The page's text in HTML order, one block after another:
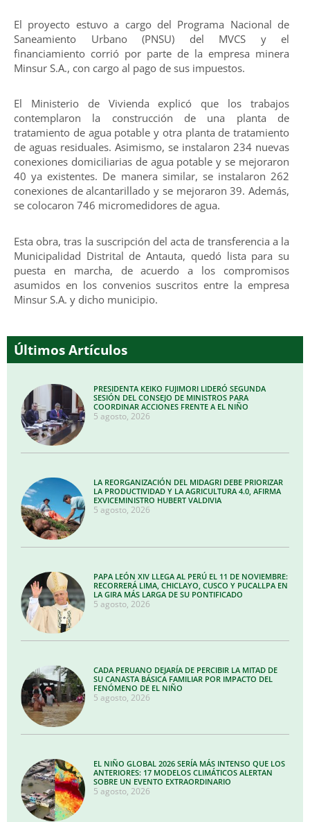
El proyecto estuvo a cargo del Programa Nacional de
Saneamiento Urbano (PNSU) del MVCS y el
financiamiento corrió por parte de la empresa minera
Minsur S.A., con cargo al pago de sus impuestos.
El Ministerio de Vivienda explicó que los trabajos
contemplaron la construcción de una planta de
tratamiento de agua potable y otra planta de tratamiento
de aguas residuales. Asimismo, se instalaron 234 nuevas
conexiones domiciliarias de agua potable y se mejoraron
40 ya existentes. De manera similar, se instalaron 262
conexiones de alcantarillado y se mejoraron 39. Además,
se colocaron 746 micromedidores de agua.
Esta obra, tras la suscripción del acta de transferencia a la
Municipalidad Distrital de Antauta, quedó lista para su
puesta en marcha, de acuerdo a los compromisos
asumidos en los convenios suscritos entre la empresa
Minsur S.A. y dicho municipio.
Últimos Artículos
PRESIDENTA KEIKO FUJIMORI LIDERÓ SEGUNDA
SESIÓN DEL CONSEJO DE MINISTROS PARA
COORDINAR ACCIONES FRENTE A EL NIÑO
5 agosto, 2026
LA REORGANIZACIÓN DEL MIDAGRI DEBE PRIORIZAR
LA PRODUCTIVIDAD Y LA AGRICULTURA 4.0, AFIRMA
EXVICEMINISTRO HUBERT VALDIVIA
5 agosto, 2026
PAPA LEÓN XIV LLEGA AL PERÚ EL 11 DE NOVIEMBRE:
RECORRERÁ LIMA, CHICLAYO, CUSCO Y PUCALLPA EN
LA GIRA MÁS LARGA DE SU PONTIFICADO
5 agosto, 2026
CADA PERUANO DEJARÍA DE PERCIBIR LA MITAD DE
SU CANASTA BÁSICA FAMILIAR POR IMPACTO DEL
FENÓMENO DE EL NIÑO
5 agosto, 2026
EL NIÑO GLOBAL 2026 SERÍA MÁS INTENSO QUE LOS
ANTERIORES: 17 MODELOS CLIMÁTICOS ALERTAN
SOBRE UN EVENTO EXTRAORDINARIO
5 agosto, 2026